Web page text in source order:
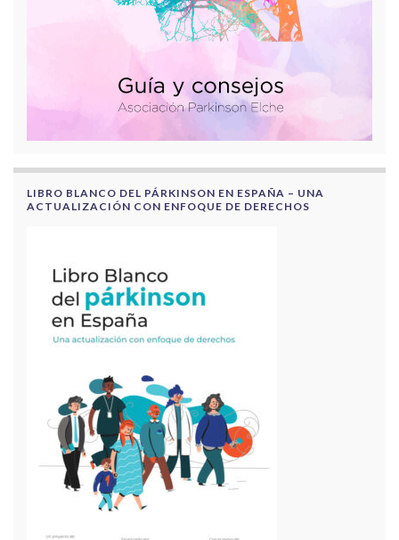
LIBRO BLANCO DEL PÁRKINSON EN ESPAÑA – UNA
ACTUALIZACIÓN CON ENFOQUE DE DERECHOS